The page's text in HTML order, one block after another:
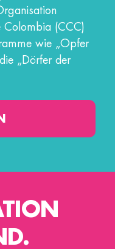
Colombia (CCC)
wie „Opfer
„Dörfer der